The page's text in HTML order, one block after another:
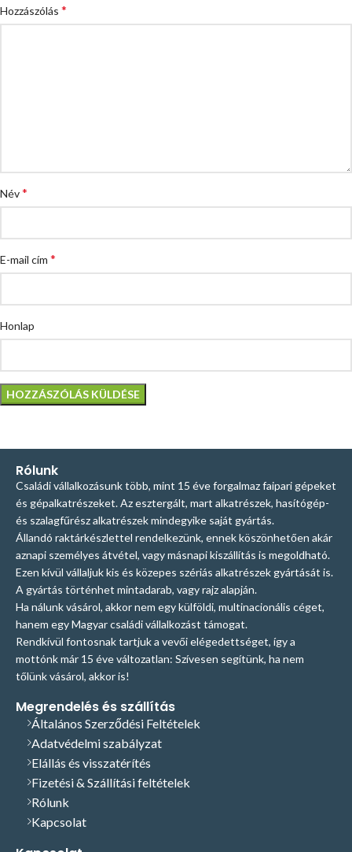
Hozzászólás *
Név*
E-mail cím *
Honlap
Rólunk
Családi vállalkozásunk több, mint 15 éve forgalmaz faipari gépeket
és gépalkatrészeket. Az esztergált, mart alkatrészek, hasítógép-
és szalagfűrész alkatrészek mindegyike saját gyártás.
Állandó raktárkészlettel rendelkezünk, ennek köszönhetően akár
aznapi személyes átvétel, vagy másnapi kiszállítás is megoldható.
Ezen kívül vállaljuk kis és közepes szériás alkatrészek gyártását is.
A gyártás történhet mintadarab, vagy rajz alapján.
Ha nálunk vásárol, akkor nem egy külföldi, multinacionális céget,
hanem egy Magyar családi vállalkozást támogat.
Rendkívül fontosnak tartjuk a vevői elégedettséget, így a
mottónk már 15 éve változatlan: Szívesen segítünk, ha nem
tőlünk vásárol, akkor is!
Megrendelés és szállítás
Általános Szerződési Feltételek
Adatvédelmi szabályzat
Elállás és visszatérítés
Fizetési & Szállítási feltételek
Rólunk
Kapcsolat